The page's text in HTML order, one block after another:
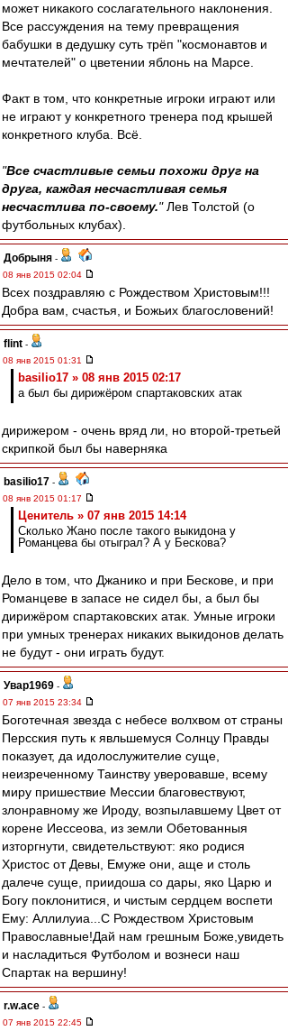
может никакого сослагательного наклонения.
Все рассуждения на тему превращения
бабушки в дедушку суть трёп "космонавтов и
мечтателей" о цветении яблонь на Марсе.
Факт в том, что конкретные игроки играют или
не играют у конкретного тренера под крышей
конкретного клуба. Всё.
"Все счастливые семьи похожи друг на
друга, каждая несчастливая семья
несчастлива по-своему."Лев Толстой (о
футбольных клубах).
Добрыня -
08 янв 2015 02:04
Всех поздравляю с Рождеством Христовым!!!
Добра вам, счастья, и Божьих благословений!
flint -
08 янв 2015 01:31
basilio17 » 08 янв 2015 02:17
а был бы дирижёром спартаковских атак
дирижером - очень вряд ли, но второй-третьей
скрипкой был бы наверняка
basilio17 -
08 янв 2015 01:17
Ценитель » 07 янв 2015 14:14
Сколько Жано после такого выкидона у
Романцева бы отыграл? А у Бескова?
Дело в том, что Джанико и при Бескове, и при
Романцеве в запасе не сидел бы, а был бы
дирижёром спартаковских атак. Умные игроки
при умных тренерах никаких выкидонов делать
не будут - они играть будут.
Увар1969 -
07 янв 2015 23:34
Боготечная звезда с небесе волхвом от страны
Персския путь к явльшемуся Солнцу Правды
показует, да идолослужителие суще,
неизреченному Таинству уверовавше, всему
миру пришествие Мессии благовествуют,
злонравному же Ироду, возпылавшему Цвет от
корене Иессеова, из земли Обетованныя
изторгнути, свидетельствуют: яко родися
Христос от Девы, Емуже они, аще и столь
далече суще, приидоша со дары, яко Царю и
Богу поклонитися, и чистым сердцем воспети
Ему: Аллилуиа...С Рождеством Христовым
Православные!Дай нам грешным Боже,увидеть
и насладиться Футболом и вознеси наш
Спартак на вершину!
r.w.ace -
07 янв 2015 22:45